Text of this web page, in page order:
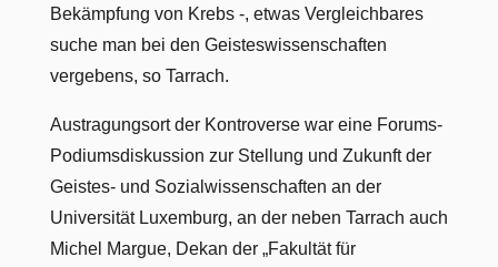
Bekämpfung von Krebs -, etwas Vergleichbares
suche man bei den Geisteswissenschaften
vergebens, so Tarrach.
Austragungsort der Kontroverse war eine Forums-
Podiumsdiskussion zur Stellung und Zukunft der
Geistes- und Sozialwissenschaften an der
Universität Luxemburg, an der neben Tarrach auch
Michel Margue, Dekan der „Fakultät für